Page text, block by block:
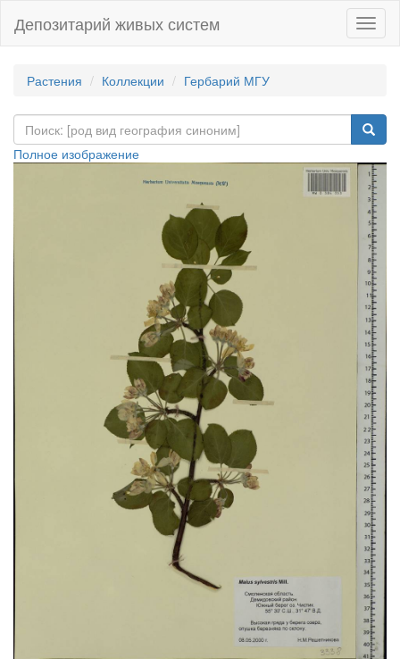
Депозитарий живых систем
Растения Коллекции Гербарий МГУ
Полное изображение